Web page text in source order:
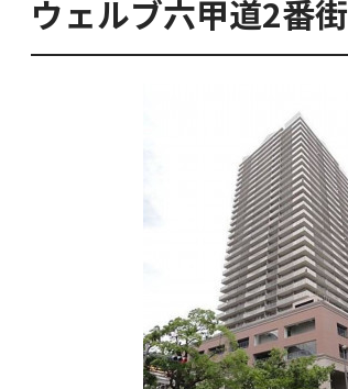
ウェルブ六甲道2番街